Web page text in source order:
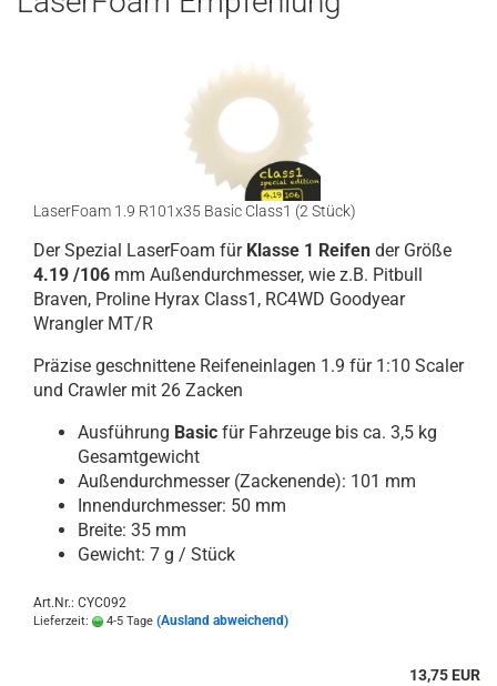
LaserFoam 1.9 R101x35 Basic Class1 (2 Stück)
Der Spezial LaserFoam für Klasse 1 Reifen der Größe
4.19 /106 mm Außendurchmesser, wie z.B. Pitbull
Braven, Proline Hyrax Class1, RC4WD Goodyear
Wrangler MT/R
Präzise geschnittene Reifeneinlagen 1.9 für 1:10 Scaler
und Crawler mit 26 Zacken
Ausführung Basic für Fahrzeuge bis ca. 3,5 kg
Gesamtgewicht
Außendurchmesser (Zackenende): 101 mm
Innendurchmesser: 50 mm
Breite: 35 mm
Gewicht: 7 g / Stück
Art.Nr.: CYC092
Lieferzeit: 4-5 Tage (Ausland abweichend)
13,75 EUR